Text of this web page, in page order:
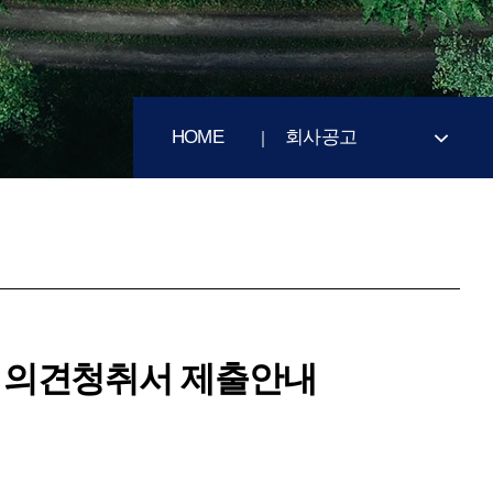
HOME 회사공고
견청취서 제출안내